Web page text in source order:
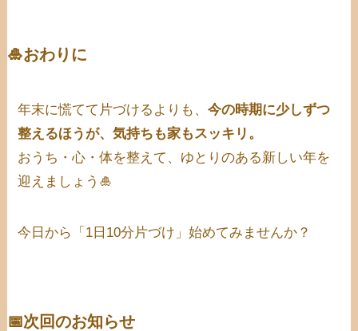
🎍おわりに
年末に慌てて片づけるよりも、今の時期に少しずつ
整えるほうが、気持ちも家もスッキリ。
おうち・心・体を整えて、ゆとりのある新しい年を
迎えましょう🎍
今日から「1日10分片づけ」始めてみませんか？
📅次回のお知らせ